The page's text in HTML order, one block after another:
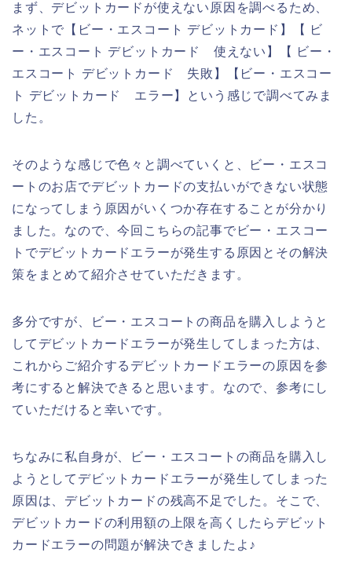
まず、デビットカードが使えない原因を調べるため、
ネットで【ビー・エスコート デビットカード】【 ビ
ー・エスコート デビットカード 使えない】【 ビー・
エスコート デビットカード 失敗】【ビー・エスコー
ト デビットカード エラー】という感じで調べてみま
した。
そのような感じで色々と調べていくと、ビー・エスコ
ートのお店でデビットカードの支払いができない状態
になってしまう原因がいくつか存在することが分かり
ました。なので、今回こちらの記事でビー・エスコー
トでデビットカードエラーが発生する原因とその解決
策をまとめて紹介させていただきます。
多分ですが、ビー・エスコートの商品を購入しようと
してデビットカードエラーが発生してしまった方は、
これからご紹介するデビットカードエラーの原因を参
考にすると解決できると思います。なので、参考にし
ていただけると幸いです。
ちなみに私自身が、ビー・エスコートの商品を購入し
ようとしてデビットカードエラーが発生してしまった
原因は、デビットカードの残高不足でした。そこで、
デビットカードの利用額の上限を高くしたらデビット
カードエラーの問題が解決できましたよ♪